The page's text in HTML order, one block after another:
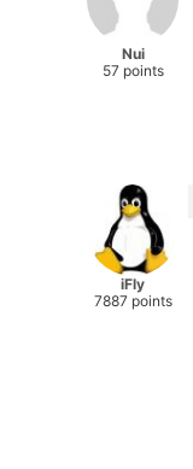
Nui
57 points
iFly
7887 points